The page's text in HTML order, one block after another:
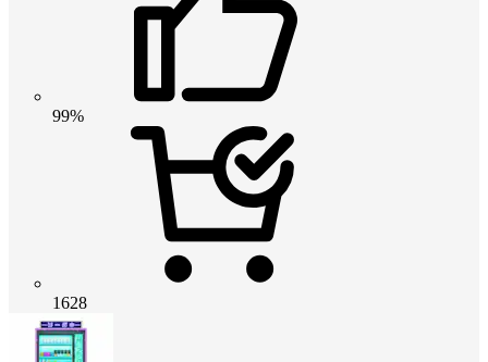
99%
1628